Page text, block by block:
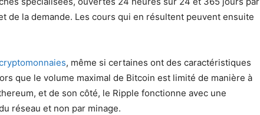
de la demande. Les cours qui en résultent peuvent ensuite
, même si certaines ont des caractéristiques
que le volume maximal de Bitcoin est limité de manière à
et de son côté, le Ripple fonctionne avec une
réseau et non par minage.